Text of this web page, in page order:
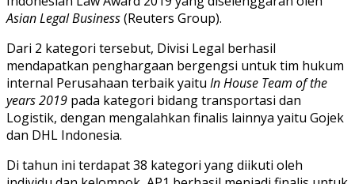
Asian Legal Business(Reuters Group).
Dari 2 kategori tersebut, Divisi Legal berhasil
mendapatkan penghargaan bergengsi untuk tim hukum
internal Perusahaan terbaik yaitu In House Team of the
years 2019 pada kategori bidang transportasi dan
Logistik, dengan mengalahkan finalis lainnya yaitu Gojek
dan DHL Indonesia.
Di tahun ini terdapat 38 kategori yang diikuti oleh